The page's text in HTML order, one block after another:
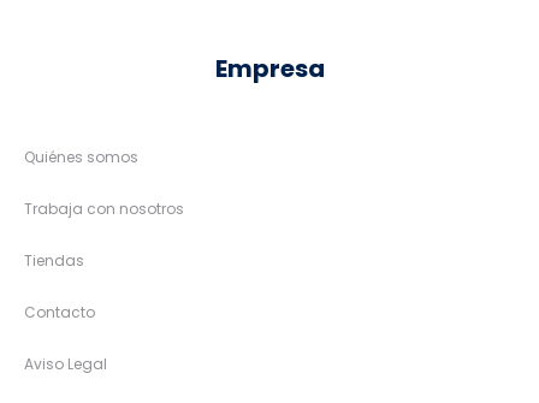
Empresa
Quiénes somos
Trabaja con nosotros
Tiendas
Contacto
Aviso Legal